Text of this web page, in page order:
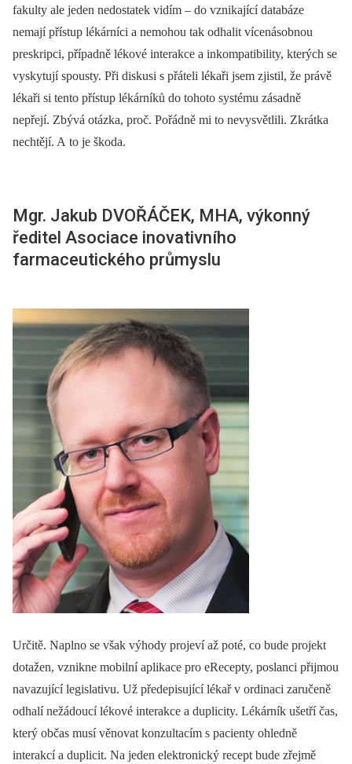
fakulty ale jeden nedostatek vidím –⁠ do vznikající databáze
nemají přístup lékárníci a nemohou tak odhalit vícenásobnou
preskripci, případně lékové interakce a inkompatibility, kterých se
vyskytují spousty. Při diskusi s přáteli lékaři jsem zjistil, že právě
lékaři si tento přístup lékárníků do tohoto systému zásadně
nepřejí. Zbývá otázka, proč. Pořádně mi to nevysvětlili. Zkrátka
nechtějí. A to je škoda.
Mgr. Jakub DVOŘÁČEK, MHA, výkonný
ředitel Asociace inovativního
farmaceutického průmyslu
Určitě. Naplno se však výhody projeví až poté, co bude projekt
dotažen, vznikne mobilní aplikace pro eRecepty, poslanci přijmou
navazující legislativu. Už předepisující lékař v ordinaci zaručeně
odhalí nežádoucí lékové interakce a duplicity. Lékárník ušetří čas,
který občas musí věnovat konzultacím s pacienty ohledně
interakcí a duplicit. Na jeden elektronický recept bude zřejmě